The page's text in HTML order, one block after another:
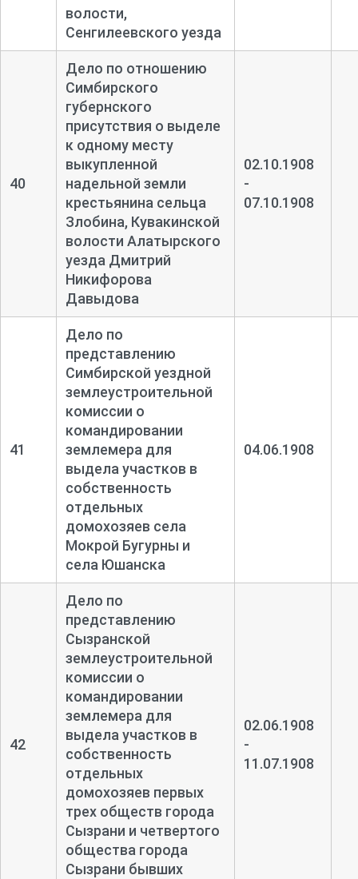
волости,
Сенгилеевского уезда
40
Дело по отношению
Симбирского
губернского
присутствия о выделе
к одному месту
выкупленной
надельной земли
крестьянина сельца
Злобина, Кувакинской
волости Алатырского
уезда Дмитрий
Никифорова
Давыдова
02.10.1908
-
07.10.1908
41
Дело по
представлению
Симбирской уездной
землеустроительной
комиссии о
командировании
землемера для
выдела участков в
собственность
отдельных
домохозяев села
Мокрой Бугурны и
села Юшанска
04.06.1908
42
Дело по
представлению
Сызранской
землеустроительной
комиссии о
командировании
землемера для
выдела участков в
собственность
отдельных
домохозяев первых
трех обществ города
Сызрани и четвертого
общества города
Сызрани бывших
02.06.1908
-
11.07.1908